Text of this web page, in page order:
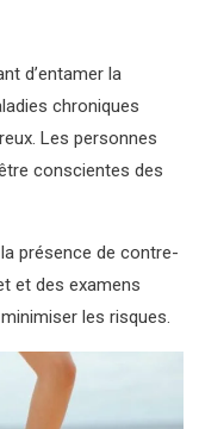
d’entamer la
chroniques
Les personnes
conscientes des
présence de contre-
et des examens
les risques.